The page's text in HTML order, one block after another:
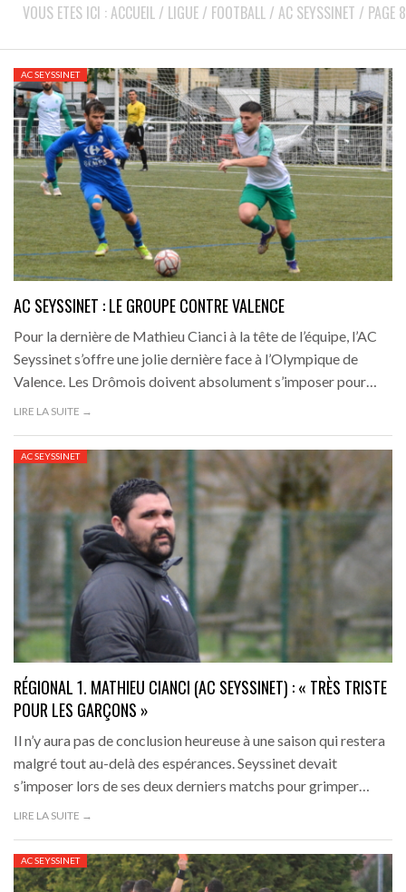
VOUS ETES ICI : ACCUEIL / LIGUE / FOOTBALL / AC SEYSSINET / PAGE 8
AC SEYSSINET
AC SEYSSINET : LE GROUPE CONTRE VALENCE
Pour la dernière de Mathieu Cianci à la tête de l’équipe, l’AC
Seyssinet s’offre une jolie dernière face à l’Olympique de
Valence. Les Drômois doivent absolument s’imposer pour…
LIRE LA SUITE →
AC SEYSSINET
RÉGIONAL 1. MATHIEU CIANCI (AC SEYSSINET) : « TRÈS TRISTE
POUR LES GARÇONS »
Il n’y aura pas de conclusion heureuse à une saison qui restera
malgré tout au-delà des espérances. Seyssinet devait
s’imposer lors de ses deux derniers matchs pour grimper…
LIRE LA SUITE →
AC SEYSSINET